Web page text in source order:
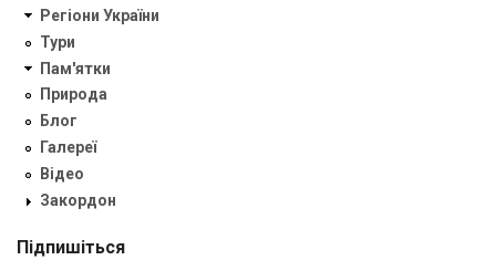
Регіони України
Тури
Пам'ятки
Природа
Блог
Галереї
Відео
Закордон
Підпишіться